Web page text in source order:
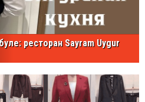
ресторан Sayram Uygur